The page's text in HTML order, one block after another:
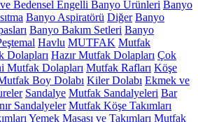
ve Bedensel Engelli Banyo Ürünleri Banyo
Banyo Aspiratörü Diğer Banyo
Banyo Bakım Setleri Banyo
Havlu MUTFAK Mutfak
Dolapları Hazır Mutfak Dolapları Çok
Mutfak Dolapları Mutfak Rafları Köşe
Boy Dolabı Kiler Dolabı Ekmek ve
Sandalye Mutfak Sandalyeleri Bar
Sandalyeler Mutfak Köşe Takımları
Yemek Masası ve Takımları Mutfak